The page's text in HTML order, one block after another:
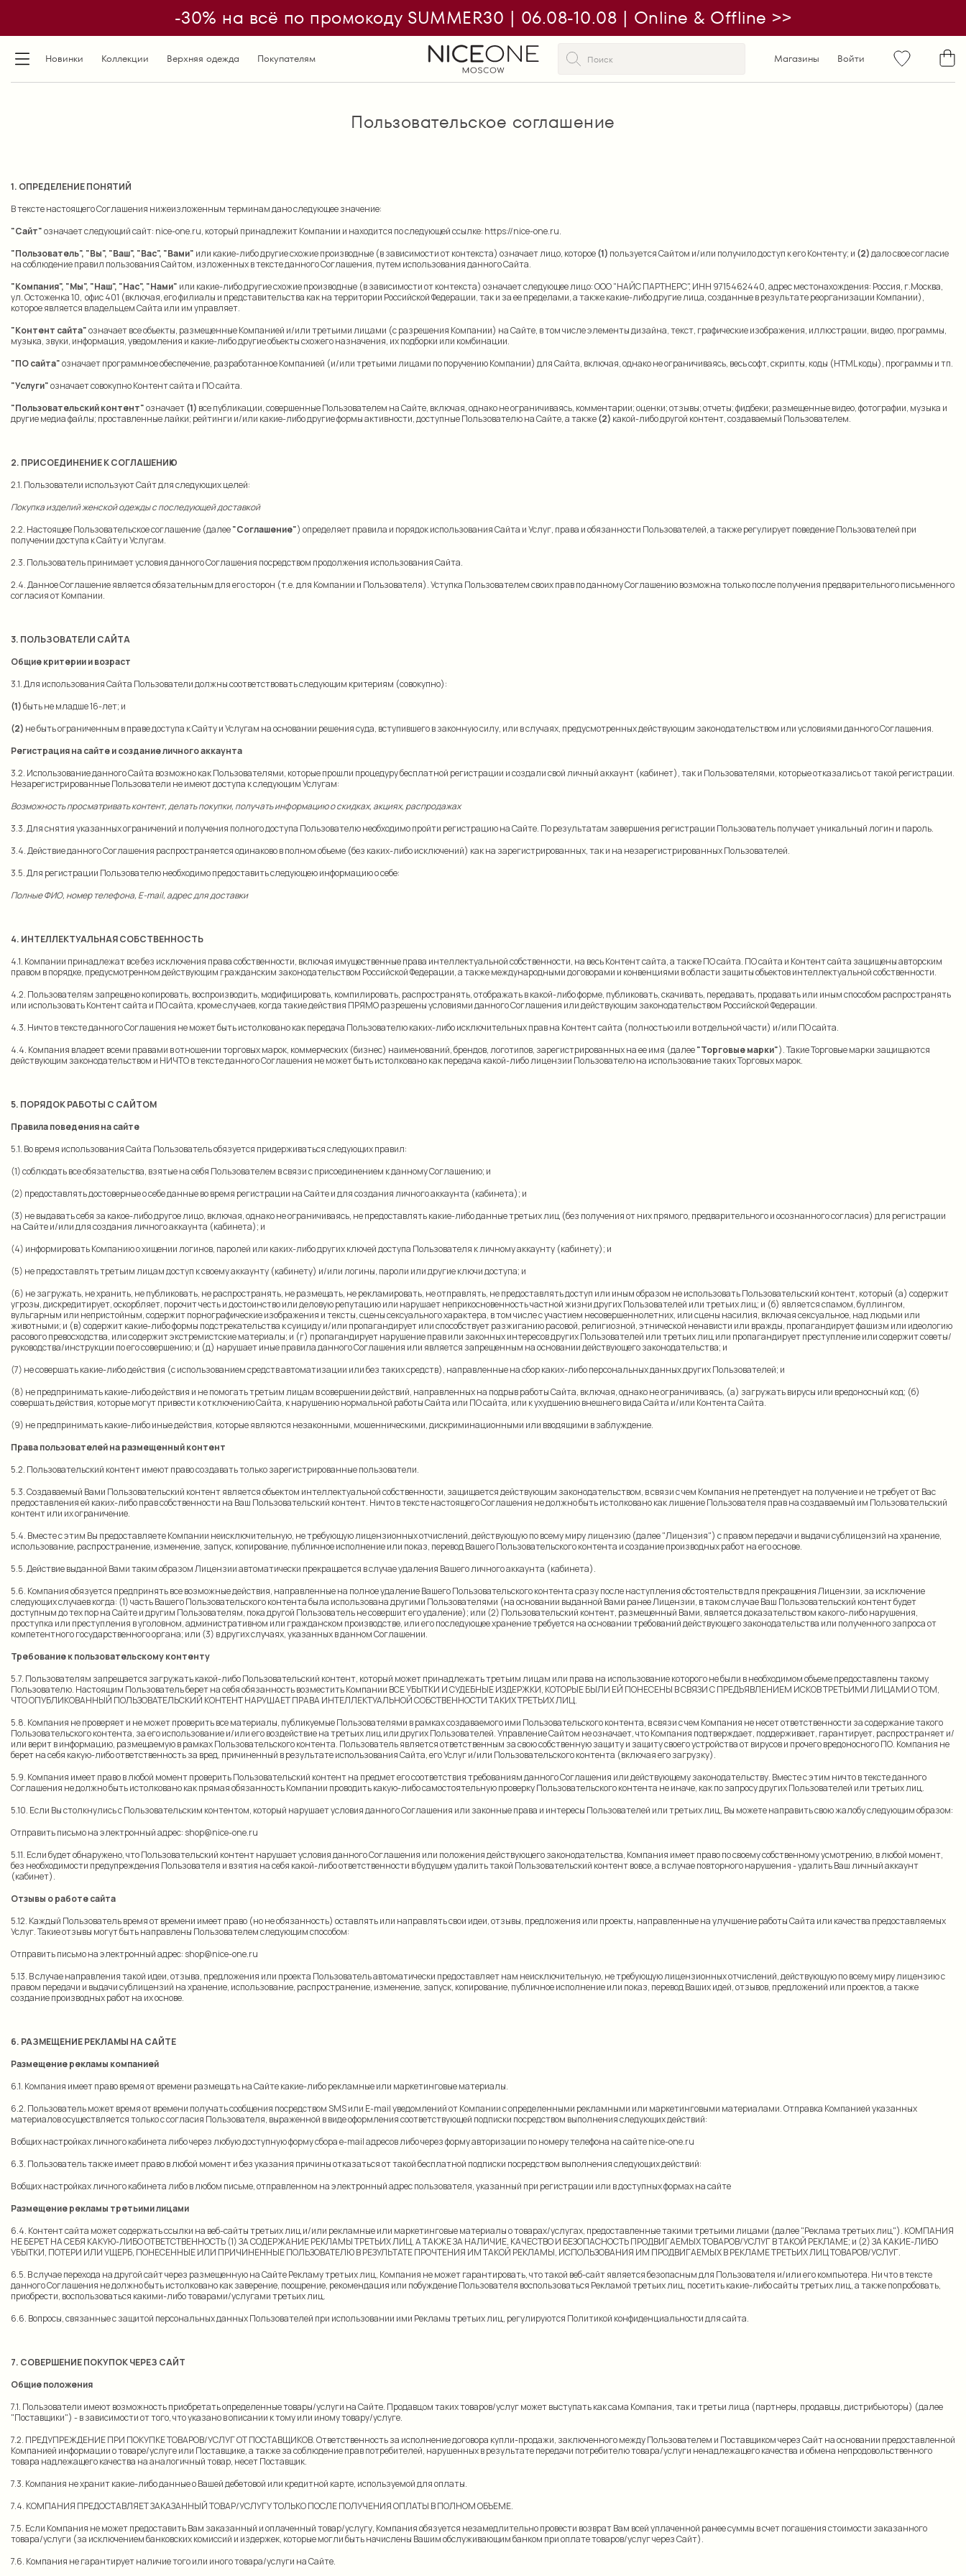
-30% на всё по промокоду SUMMER30 | 06.08-10.08 | Online & Offline >>
Новинки Коллекции Верхняя одежда Покупателям Магазины Войти
Пользовательское соглашение
1. ОПРЕДЕЛЕНИЕ ПОНЯТИЙ
В тексте настоящего Соглашения нижеизложенным терминам дано следующее значение:
"Сайт"означает следующий сайт: nice-one.ru, который принадлежит Компании и находится по следующей ссылке: https://nice-one.ru.
"Пользователь", "Вы", "Ваш", "Вас", "Вами" или какие-либо другие схожие производные (в зависимости от контекста) означает лицо, которое(1) пользуется Сайтом и/или получило доступ к его Контенту; и (2)дало свое согласие
на соблюдение правил пользования Сайтом, изложенных в тексте данного Соглашения, путем использования данного Сайта.
"Компания", "Мы", "Наш", "Нас", "Нами" или какие-либо другие схожие производные (в зависимости от контекста) означает следующее лицо: ООО "НАЙС ПАРТНЕРС", ИНН 9715462440, адрес местонахождения: Россия, г.Москва,
ул. Остоженка 10, офис 401 (включая, его филиалы и представительства как на территории Российской Федерации, так и за ее пределами, а также какие-либо другие лица, созданные в результате реорганизации Компании),
которое является владельцем Сайта или им управляет.
"Контент сайта"означает все объекты, размещенные Компанией и/или третьими лицами (с разрешения Компании) на Сайте, в том числе элементы дизайна, текст, графические изображения, иллюстрации, видео, программы,
музыка, звуки, информация, уведомления и какие-либо другие объекты схожего назначения, их подборки или комбинации.
"ПО сайта"означает программное обеспечение, разработанное Компанией (и/или третьими лицами по поручению Компании) для Сайта, включая, однако не ограничиваясь, весь софт, скрипты, коды (HTML коды), программы и тп.
"Услуги"означает совокупно Контент сайта и ПО сайта.
"Пользовательский контент"означает(1) все публикации, совершенные Пользователем на Сайте, включая, однако не ограничиваясь, комментарии; оценки; отзывы; отчеты; фидбеки; размещенные видео, фотографии, музыка и
другие медиа файлы; проставленные лайки; рейтинги и/или какие-либо другие формы активности, доступные Пользователю на Сайте, а также(2) какой-либо другой контент, создаваемый Пользователем.
2. ПРИСОЕДИНЕНИЕ К СОГЛАШЕНИЮ
2.1. Пользователи используют Сайт для следующих целей:
Покупка изделий женской одежды с последующей доставкой
2.2. Настоящее Пользовательское соглашение (далее"Соглашение") определяет правила и порядок использования Сайта и Услуг, права и обязанности Пользователей, а также регулирует поведение Пользователей при
получении доступа к Сайту и Услугам.
2.3. Пользователь принимает условия данного Соглашения посредством продолжения использования Сайта.
2.4. Данное Соглашение является обязательным для его сторон (т.е. для Компании и Пользователя). Уступка Пользователем своих прав по данному Соглашению возможна только после получения предварительного письменного
согласия от Компании.
3. ПОЛЬЗОВАТЕЛИ САЙТА
Общие критерии и возраст
3.1. Для использования Сайта Пользователи должны соответствовать следующим критериям (совокупно):
(1)быть не младше 16-лет; и
(2) не быть ограниченным в праве доступа к Сайту и Услугам на основании решения суда, вступившего в законную силу, или в случаях, предусмотренных действующим законодательством или условиями данного Соглашения.
Регистрация на сайте и создание личного аккаунта
3.2. Использование данного Сайта возможно как Пользователями, которые прошли процедуру бесплатной регистрации и создали свой личный аккаунт (кабинет), так и Пользователями, которые отказались от такой регистрации.
Незарегистрированные Пользователи не имеют доступа к следующим Услугам:
Возможность просматривать контент, делать покупки, получать информацию о скидках, акциях, распродажах
3.3. Для снятия указанных ограничений и получения полного доступа Пользователю необходимо пройти регистрацию на Сайте. По результатам завершения регистрации Пользователь получает уникальный логин и пароль.
3.4. Действие данного Соглашения распространяется одинаково в полном объеме (без каких-либо исключений) как на зарегистрированных, так и на незарегистрированных Пользователей.
3.5. Для регистрации Пользователю необходимо предоставить следующею информацию о себе:
Полные ФИО, номер телефона, E-mail, адрес для доставки
4. ИНТЕЛЛЕКТУАЛЬНАЯ СОБСТВЕННОСТЬ
4.1. Компании принадлежат все без исключения права собственности, включая имущественные права интеллектуальной собственности, на весь Контент сайта, а также ПО сайта. ПО сайта и Контент сайта защищены авторским
правом в порядке, предусмотренном действующим гражданским законодательством Российской Федерации, а также международными договорами и конвенциями в области защиты объектов интеллектуальной собственности.
4.2. Пользователям запрещено копировать, воспроизводить, модифицировать, компилировать, распространять, отображать в какой-либо форме, публиковать, скачивать, передавать, продавать или иным способом распространять
или использовать Контент сайта и ПО сайта, кроме случаев, когда такие действия ПРЯМО разрешены условиями данного Соглашения или действующим законодательством Российской Федерации.
4.3. Ничто в тексте данного Соглашения не может быть истолковано как передача Пользователю каких-либо исключительных прав на Контент сайта (полностью или в отдельной части) и/или ПО сайта.
4.4. Компания владеет всеми правами в отношении торговых марок, коммерческих (бизнес) наименований, брендов, логотипов, зарегистрированных на ее имя (далее"Торговые марки"). Такие Торговые марки защищаются
действующим законодательством и НИЧТО в тексте данного Соглашения не может быть истолковано как передача какой-либо лицензии Пользователю на использование таких Торговых марок.
5. ПОРЯДОК РАБОТЫ С САЙТОМ
Правила поведения на сайте
5.1. Во время использования Сайта Пользователь обязуется придерживаться следующих правил:
(1) соблюдать все обязательства, взятые на себя Пользователем в связи с присоединением к данному Соглашению; и
(2) предоставлять достоверные о себе данные во время регистрации на Сайте и для создания личного аккаунта (кабинета); и
(3) не выдавать себя за какое-либо другое лицо, включая, однако не ограничиваясь, не предоставлять какие-либо данные третьих лиц (без получения от них прямого, предварительного и осознанного согласия) для регистрации
на Сайте и/или для создания личного аккаунта (кабинета); и
(4) информировать Компанию о хищении логинов, паролей или каких-либо других ключей доступа Пользователя к личному аккаунту (кабинету); и
(5) не предоставлять третьим лицам доступ к своему аккаунту (кабинету) и/или логины, пароли или другие ключи доступа; и
(6) не загружать, не хранить, не публиковать, не распространять, не размещать, не рекламировать, не отправлять, не предоставлять доступ или иным образом не использовать Пользовательский контент, который (а) содержит
угрозы, дискредитирует, оскорбляет, порочит честь и достоинство или деловую репутацию или нарушает неприкосновенность частной жизни других Пользователей или третьих лиц; и (б) является спамом, буллингом,
вульгарным или непристойным, содержит порнографические изображения и тексты, сцены сексуального характера, в том числе с участием несовершеннолетних, или сцены насилия, включая сексуальное, над людьми или
животными; и (в) содержит какие-либо формы подстрекательства к суициду и/или пропагандирует или способствует разжиганию расовой, религиозной, этнической ненависти или вражды, пропагандирует фашизм или идеологию
расового превосходства, или содержит экстремистские материалы; и (г) пропагандирует нарушение прав или законных интересов других Пользователей или третьих лиц или пропагандирует преступление или содержит советы/
руководства/инструкции по его совершению; и (д) нарушает иные правила данного Соглашения или является запрещенным на основании действующего законодательства; и
(7) не совершать какие-либо действия (с использованием средств автоматизации или без таких средств), направленные на сбор каких-либо персональных данных других Пользователей; и
(8) не предпринимать какие-либо действия и не помогать третьим лицам в совершении действий, направленных на подрыв работы Сайта, включая, однако не ограничиваясь, (а) загружать вирусы или вредоносный код; (б)
совершать действия, которые могут привести к отключению Сайта, к нарушению нормальной работы Сайта или ПО сайта, или к ухудшению внешнего вида Сайта и/или Контента Сайта.
(9) не предпринимать какие-либо иные действия, которые являются незаконными, мошенническими, дискриминационными или вводящими в заблуждение.
Права пользователей на размещенный контент
5.2. Пользовательский контент имеют право создавать только зарегистрированные пользователи.
5.3. Создаваемый Вами Пользовательский контент является объектом интеллектуальной собственности, защищается действующим законодательством, в связи с чем Компания не претендует на получение и не требует от Вас
предоставления ей каких-либо прав собственности на Ваш Пользовательский контент. Ничто в тексте настоящего Соглашения не должно быть истолковано как лишение Пользователя прав на создаваемый им Пользовательский
контент или их ограничение.
5.4. Вместе с этим Вы предоставляете Компании неисключительную, не требующую лицензионных отчислений, действующую по всему миру лицензию (далее "Лицензия") с правом передачи и выдачи сублицензий на хранение,
использование, распространение, изменение, запуск, копирование, публичное исполнение или показ, перевод Вашего Пользовательского контента и создание производных работ на его основе.
5.5. Действие выданной Вами таким образом Лицензии автоматически прекращается в случае удаления Вашего личного аккаунта (кабинета).
5.6. Компания обязуется предпринять все возможные действия, направленные на полное удаление Вашего Пользовательского контента сразу после наступления обстоятельств для прекращения Лицензии, за исключение
следующих случаев когда: (1) часть Вашего Пользовательского контента была использована другими Пользователями (на основании выданной Вами ранее Лицензии, в таком случае Ваш Пользовательский контент будет
доступным до тех пор на Сайте и другим Пользователям, пока другой Пользователь не совершит его удаление); или (2) Пользовательский контент, размещенный Вами, является доказательством какого-либо нарушения,
проступка или преступления в уголовном, административном или гражданском производстве, или его последующее хранение требуется на основании требований действующего законодательства или полученного запроса от
компетентного государственного органа; или (3) в других случаях, указанных в данном Соглашении.
Требование к пользовательскому контенту
5.7. Пользователям запрещается загружать какой-либо Пользовательский контент, который может принадлежать третьим лицам или права на использование которого не были в необходимом объеме предоставлены такому
Пользователю. Настоящим Пользователь берет на себя обязанность возместить Компании ВСЕ УБЫТКИ И СУДЕБНЫЕ ИЗДЕРЖКИ, КОТОРЫЕ БЫЛИ ЕЙ ПОНЕСЕНЫ В СВЯЗИ С ПРЕДЪЯВЛЕНИЕМ ИСКОВ ТРЕТЬИМИ ЛИЦАМИ О ТОМ,
ЧТО ОПУБЛИКОВАННЫЙ ПОЛЬЗОВАТЕЛЬСКИЙ КОНТЕНТ НАРУШАЕТ ПРАВА ИНТЕЛЛЕКТУАЛЬНОЙ СОБСТВЕННОСТИ ТАКИХ ТРЕТЬИХ ЛИЦ.
5.8. Компания не проверяет и не может проверить все материалы, публикуемые Пользователями в рамках создаваемого ими Пользовательского контента, в связи с чем Компания не несет ответственности за содержание такого
Пользовательского контента, за его использование и/или его воздействие на третьих лиц или других Пользователей. Управление Сайтом не означает, что Компания подтверждает, поддерживает, гарантирует, распространяет и/
или верит в информацию, размещаемую в рамках Пользовательского контента. Пользователь является ответственным за свою собственную защиту и защиту своего устройства от вирусов и прочего вредоносного ПО. Компания не
берет на себя какую-либо ответственность за вред, причиненный в результате использования Сайта, его Услуг и/или Пользовательского контента (включая его загрузку).
5.9. Компания имеет право в любой момент проверить Пользовательский контент на предмет его соответствия требованиям данного Соглашения или действующему законодательству. Вместе с этим ничто в тексте данного
Соглашения не должно быть истолковано как прямая обязанность Компании проводить какую-либо самостоятельную проверку Пользовательского контента не иначе, как по запросу других Пользователей или третьих лиц.
5.10. Если Вы столкнулись с Пользовательским контентом, который нарушает условия данного Соглашения или законные права и интересы Пользователей или третьих лиц, Вы можете направить свою жалобу следующим образом:
Отправить письмо на электронный адрес: shop@nice-one.ru
5.11. Если будет обнаружено, что Пользовательский контент нарушает условия данного Соглашения или положения действующего законодательства, Компания имеет право по своему собственному усмотрению, в любой момент,
без необходимости предупреждения Пользователя и взятия на себя какой-либо ответственности в будущем удалить такой Пользовательский контент вовсе, а в случае повторного нарушения - удалить Ваш личный аккаунт
(кабинет).
Отзывы о работе сайта
5.12. Каждый Пользователь время от времени имеет право (но не обязанность) оставлять или направлять свои идеи, отзывы, предложения или проекты, направленные на улучшение работы Сайта или качества предоставляемых
Услуг. Такие отзывы могут быть направлены Пользователем следующим способом:
Отправить письмо на электронный адрес: shop@nice-one.ru
5.13. В случае направления такой идеи, отзыва, предложения или проекта Пользователь автоматически предоставляет нам неисключительную, не требующую лицензионных отчислений, действующую по всему миру лицензию с
правом передачи и выдачи сублицензий на хранение, использование, распространение, изменение, запуск, копирование, публичное исполнение или показ, перевод Ваших идей, отзывов, предложений или проектов, а также
создание производных работ на их основе.
6. РАЗМЕЩЕНИЕ РЕКЛАМЫ НА САЙТЕ
Размещение рекламы компанией
6.1. Компания имеет право время от времени размещать на Сайте какие-либо рекламные или маркетинговые материалы.
6.2. Пользователь может время от времени получать сообщения посредством SMS или E-mail уведомлений от Компании с определенными рекламными или маркетинговыми материалами. Отправка Компанией указанных
материалов осуществляется только с согласия Пользователя, выраженной в виде оформления соответствующей подписки посредством выполнения следующих действий:
В общих настройках личного кабинета либо через любую доступную форму сбора e-mail адресов либо через форму авторизации по номеру телефона на сайте nice-one.ru
6.3. Пользователь также имеет право в любой момент и без указания причины отказаться от такой бесплатной подписки посредством выполнения следующих действий:
В общих настройках личного кабинета либо в любом письме, отправленном на электронный адрес пользователя, указанный при регистрации или в доступных формах на сайте
Размещение рекламы третьими лицами
6.4. Контент сайта может содержать ссылки на веб-сайты третьих лиц и/или рекламные или маркетинговые материалы о товарах/услугах, предоставленные такими третьими лицами (далее "Реклама третьих лиц"). КОМПАНИЯ
НЕ БЕРЕТ НА СЕБЯ КАКУЮ-ЛИБО ОТВЕТСТВЕННОСТЬ (1) ЗА СОДЕРЖАНИЕ РЕКЛАМЫ ТРЕТЬИХ ЛИЦ, А ТАКЖЕ ЗА НАЛИЧИЕ, КАЧЕСТВО И БЕЗОПАСНОСТЬ ПРОДВИГАЕМЫХ ТОВАРОВ/УСЛУГ В ТАКОЙ РЕКЛАМЕ; и (2) ЗА КАКИЕ-ЛИБО
УБЫТКИ, ПОТЕРИ ИЛИ УЩЕРБ, ПОНЕСЕННЫЕ ИЛИ ПРИЧИНЕННЫЕ ПОЛЬЗОВАТЕЛЮ В РЕЗУЛЬТАТЕ ПРОЧТЕНИЯ ИМ ТАКОЙ РЕКЛАМЫ, ИСПОЛЬЗОВАНИЯ ИМ ПРОДВИГАЕМЫХ В РЕКЛАМЕ ТРЕТЬИХ ЛИЦ ТОВАРОВ/УСЛУГ.
6.5. В случае перехода на другой сайт через размещенную на Сайте Рекламу третьих лиц, Компания не может гарантировать, что такой веб-сайт является безопасным для Пользователя и/или его компьютера. Ни что в тексте
данного Соглашения не должно быть истолковано как заверение, поощрение, рекомендация или побуждение Пользователя воспользоваться Рекламой третьих лиц, посетить какие-либо сайты третьих лиц, а также попробовать,
приобрести, воспользоваться какими-либо товарами/услугами третьих лиц.
6.6. Вопросы, связанные с защитой персональных данных Пользователей при использовании ими Рекламы третьих лиц, регулируются Политикой конфиденциальности для сайта.
7. СОВЕРШЕНИЕ ПОКУПОК ЧЕРЕЗ САЙТ
Общие положения
7.1. Пользователи имеют возможность приобретать определенные товары/услуги на Сайте. Продавцом таких товаров/услуг может выступать как сама Компания, так и третьи лица (партнеры, продавцы, дистрибьюторы) (далее
"Поставщики") - в зависимости от того, что указано в описании к тому или иному товару/услуге.
7.2. ПРЕДУПРЕЖДЕНИЕ ПРИ ПОКУПКЕ ТОВАРОВ/УСЛУГ ОТ ПОСТАВЩИКОВ. Ответственность за исполнение договора купли-продажи, заключенного между Пользователем и Поставщиком через Сайт на основании предоставленной
Компанией информации о товаре/услуге или Поставщике, а также за соблюдение прав потребителей, нарушенных в результате передачи потребителю товара/услуги ненадлежащего качества и обмена непродовольственного
товара надлежащего качества на аналогичный товар, несет Поставщик.
7.3. Компания не хранит какие-либо данные о Вашей дебетовой или кредитной карте, используемой для оплаты.
7.4. КОМПАНИЯ ПРЕДОСТАВЛЯЕТ ЗАКАЗАННЫЙ ТОВАР/УСЛУГУ ТОЛЬКО ПОСЛЕ ПОЛУЧЕНИЯ ОПЛАТЫ В ПОЛНОМ ОБЪЕМЕ.
7.5. Если Компания не может предоставить Вам заказанный и оплаченный товар/услугу, Компания обязуется незамедлительно провести возврат Вам всей уплаченной ранее суммы в счет погашения стоимости заказанного
товара/услуги (за исключением банковских комиссий и издержек, которые могли быть начислены Вашим обслуживающим банком при оплате товаров/услуг через Сайт).
7.6. Компания не гарантирует наличие того или иного товара/услуги на Сайте.